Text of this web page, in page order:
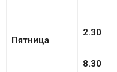
Пятница
2.30
8.30